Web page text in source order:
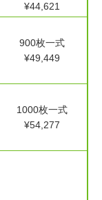
¥44,621
900枚一式
¥49,449
1000枚一式
¥54,277